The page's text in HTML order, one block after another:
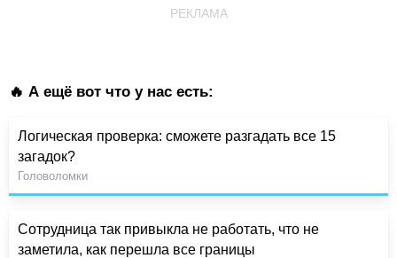
РЕКЛАМА
🔥 А ещё вот что у нас есть:
Логическая проверка: сможете разгадать все 15
загадок?
Головоломки
Сотрудница так привыкла не работать, что не
заметила, как перешла все границы